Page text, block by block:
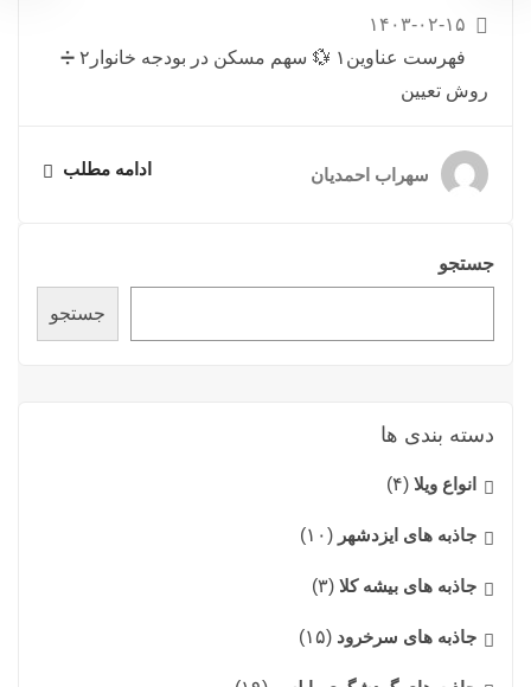
جستجو
جستجو
دسته بندی ها
انواع ویلا (۴)
جاذبه های ایزدشهر (۱۰)
جاذبه های بیشه کلا (۳)
جاذبه های سرخرود (۱۵)
۱۴۰۳-۰۲-۱۵
فهرست عناوین۱ 💱 سهم مسکن در بودجه خانوار۲ ➗
روش تعیین
سهراب احمدیان ادامه مطلب